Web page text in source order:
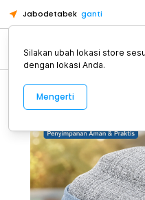
Jabodetabek ganti
Alat Kopi
Silakan ubah lokasi store
dengan lokasi Anda.
Mengerti